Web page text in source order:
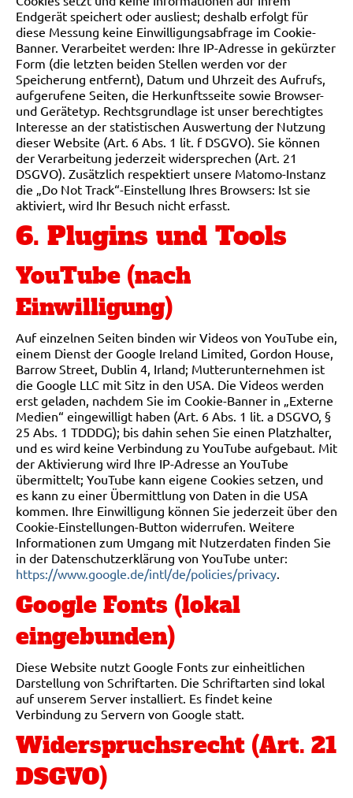
Endgerät speichert oder ausliest; deshalb erfolgt für
diese Messung keine Einwilligungsabfrage im Cookie-
Banner. Verarbeitet werden: Ihre IP-Adresse in gekürzter
Form (die letzten beiden Stellen werden vor der
Speicherung entfernt), Datum und Uhrzeit des Aufrufs,
aufgerufene Seiten, die Herkunftsseite sowie Browser-
und Gerätetyp. Rechtsgrundlage ist unser berechtigtes
Interesse an der statistischen Auswertung der Nutzung
dieser Website (Art. 6 Abs. 1 lit. f DSGVO). Sie können
der Verarbeitung jederzeit widersprechen (Art. 21
DSGVO). Zusätzlich respektiert unsere Matomo-Instanz
die „Do Not Track“-Einstellung Ihres Browsers: Ist sie
aktiviert, wird Ihr Besuch nicht erfasst.
6. Plugins und Tools
YouTube (nach
Einwilligung)
Auf einzelnen Seiten binden wir Videos von YouTube ein,
einem Dienst der Google Ireland Limited, Gordon House,
Barrow Street, Dublin 4, Irland; Mutterunternehmen ist
die Google LLC mit Sitz in den USA. Die Videos werden
erst geladen, nachdem Sie im Cookie-Banner in „Externe
Medien“ eingewilligt haben (Art. 6 Abs. 1 lit. a DSGVO, §
25 Abs. 1 TDDDG); bis dahin sehen Sie einen Platzhalter,
und es wird keine Verbindung zu YouTube aufgebaut. Mit
der Aktivierung wird Ihre IP-Adresse an YouTube
übermittelt; YouTube kann eigene Cookies setzen, und
es kann zu einer Übermittlung von Daten in die USA
kommen. Ihre Einwilligung können Sie jederzeit über den
Cookie-Einstellungen-Button widerrufen. Weitere
Informationen zum Umgang mit Nutzerdaten finden Sie
in der Datenschutzerklärung von YouTube unter:
https://www.google.de/intl/de/policies/privacy
Google Fonts (lokal
eingebunden)
Diese Website nutzt Google Fonts zur einheitlichen
Darstellung von Schriftarten. Die Schriftarten sind lokal
auf unserem Server installiert. Es findet keine
Verbindung zu Servern von Google statt.
Widerspruchsrecht (Art. 21
DSGVO)